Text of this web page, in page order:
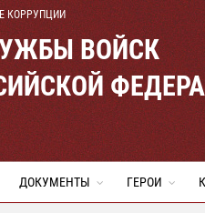
КОРРУПЦИИ
ВОЙСК
ДОКУМЕНТЫ ГЕРОИ